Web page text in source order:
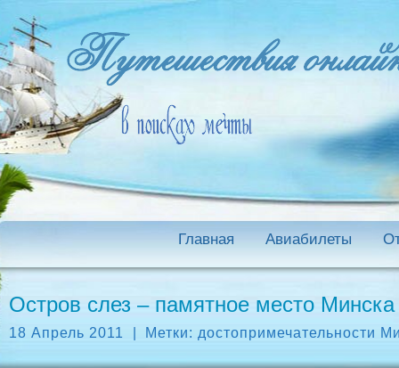
Главная Авиабилеты
Остров слез – памятное место Минска
18 Апрель 2011 Метки: достопримечательности